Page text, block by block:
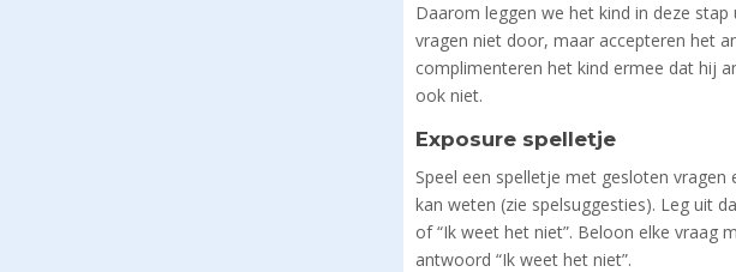
Daarom leggen we het kind in deze
vragen niet door, maar accepteren het
complimenteren het kind ermee dat hij
ook niet.
Exposure spelletje
Speel een spelletje met gesloten
kan weten (zie spelsuggesties). Leg uit
of “Ik weet het niet”. Beloon elke vraag
antwoord “Ik weet het niet”.